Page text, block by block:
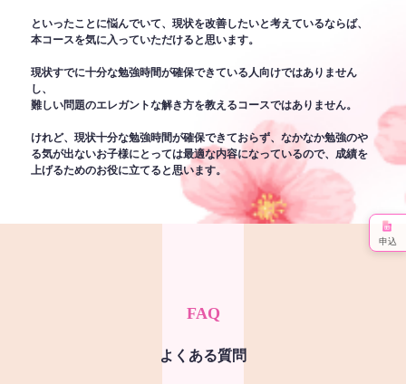
といったことに悩んでいて、現状を改善したいと考えているならば、
本コースを気に入っていただけると思います。
現状すでに十分な勉強時間が確保できている人向けではありません
し、
難しい問題のエレガントな解き方を教えるコースではありません。
けれど、現状十分な勉強時間が確保できておらず、なかなか勉強のや
る気が出ないお子様にとっては最適な内容になっているので、成績を
上げるためのお役に立てると思います。
FAQ
よくある質問
申込